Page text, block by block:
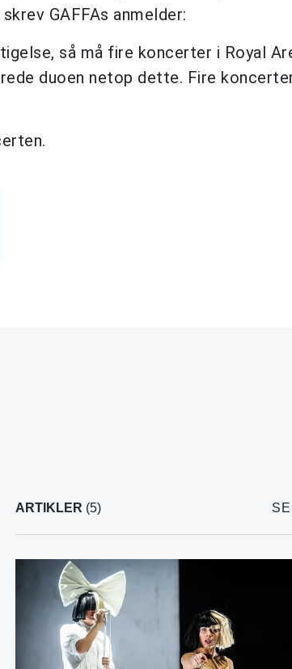
GAFFAs anmelder:
så må fire koncerter i Royal
duoen netop dette. Fire
ARTIKLER (5)